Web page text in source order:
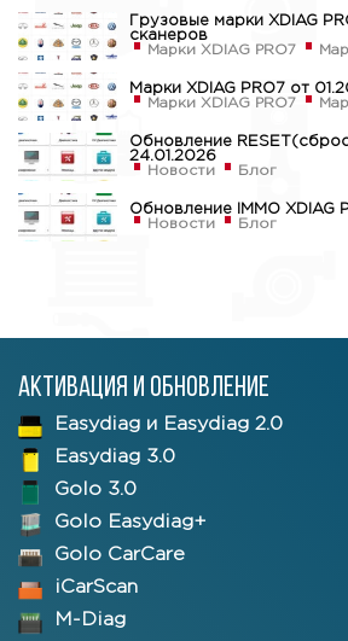
Грузовые марки XDIAG
сканеров
Марки XDIAG PRO7
Марки XDIAG PRO7 от
Марки XDIAG PRO7
Обновление
24.01.2026
Новости
Блог
Обновление IMMO XDIAG
Новости
Блог
Активация и обновление
Easydiag и Easydiag 2.0
Easydiag 3.0
Golo 3.0
Golo Easydiag+
Golo CarCare
iCarScan
M-Diag